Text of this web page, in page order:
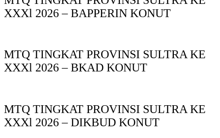
XXXl 2026 – BAPPERIN KONUT
MTQ TINGKAT PROVINSI SULTRA KE
XXXl 2026 – BKAD KONUT
MTQ TINGKAT PROVINSI SULTRA KE
XXXl 2026 – DIKBUD KONUT